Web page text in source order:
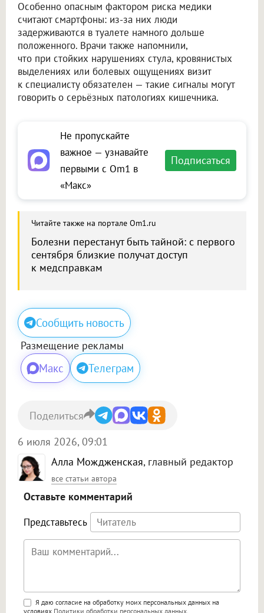
Особенно опасным фактором риска медики
считают смартфоны: из-за них люди
задерживаются в туалете намного дольше
положенного. Врачи также напомнили,
что при стойких нарушениях стула, кровянистых
выделениях или болевых ощущениях визит
к специалисту обязателен — такие сигналы могут
говорить о серьёзных патологиях кишечника.
Не пропускайте
важное — узнавайте
первыми с Om1 в
«Макс»
Подписаться
Читайте также на портале Om1.ru
Болезни перестанут быть тайной: с первого
сентября близкие получат доступ
к медсправкам
Сообщить новость
Размещение рекламы
Макс Телеграм
Алла Мождженская, главный редактор
все статьи автора
6 июля 2026, 09:01
Поделиться
Оставьте комментарий
Представьтесь
Поддержка HTML
Я даю согласие на обработку моих персональных данных на
условиях Политики обработки персональных данных